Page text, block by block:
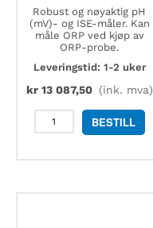
Robust og nøyaktig pH
(mV)- og ISE-måler. Kan
måle ORP ved kjøp av
ORP-probe.
Leveringstid: 1-2 uker
kr13 087,50 (ink. mva)
Hanna
HI98191
BESTILL